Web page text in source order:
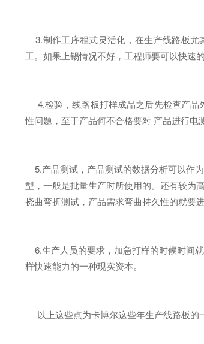
3.制作工序程式灵活化，在生产线路板尤
工。如果上锡情况不好，工程师要可以快速
4.检验，线路板打样成品之后先检查产品
性问题，至于产品何不合格要对 产品进行电
5.产品测试，产品测试的数据分析可以作
型，一般是批量生产时所使用的。还有较为
挠曲弯折测试，产品需求弯曲持久性的就要
6.生产人员的要求，加急打样的时候时间
样快速能力的一种现实资本。
以上这些点为卡博尔这些年生产线路板的